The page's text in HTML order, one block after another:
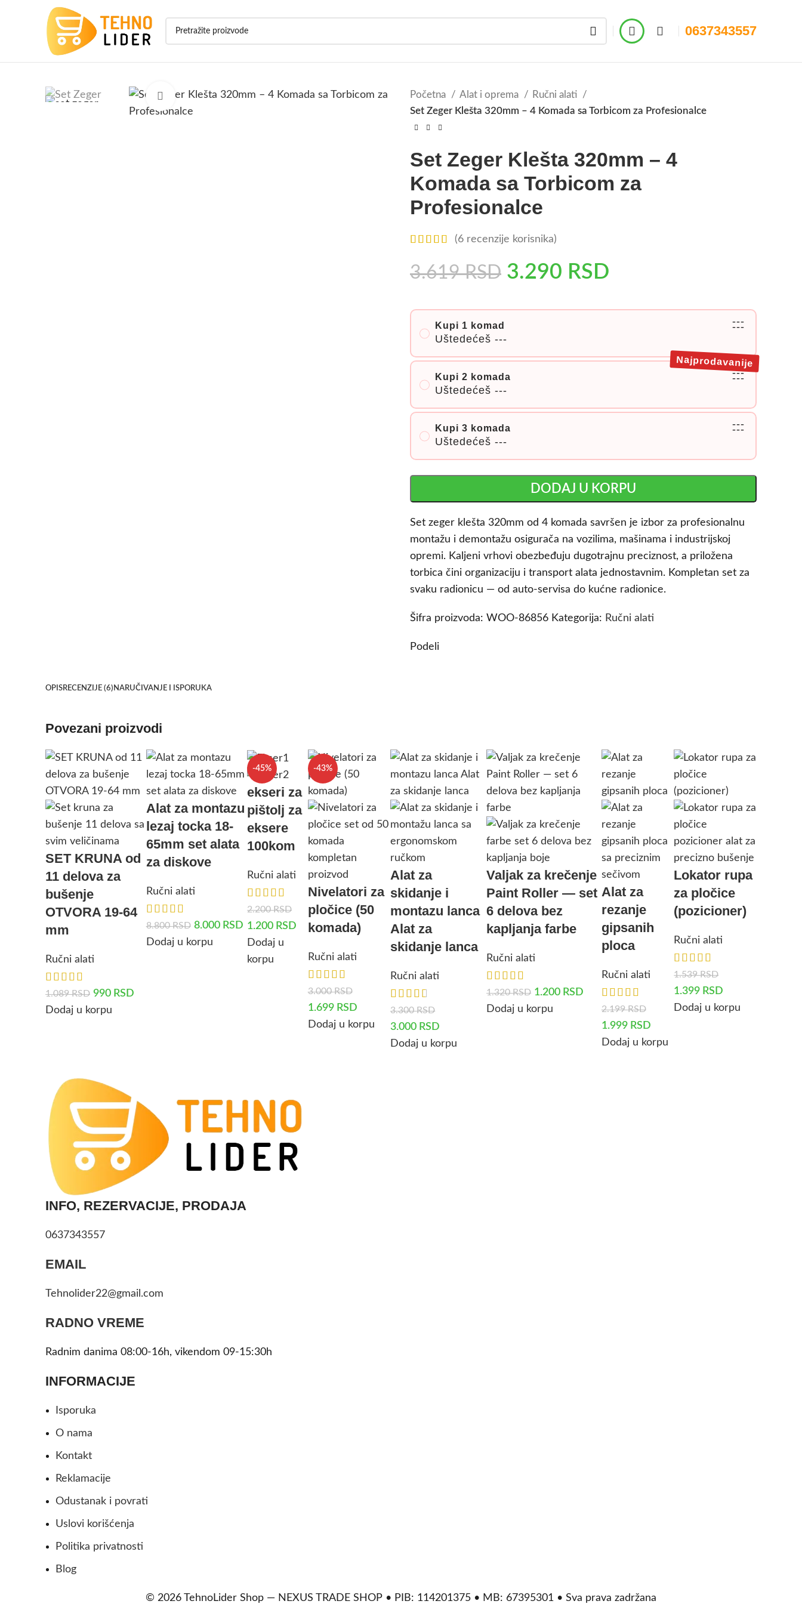
0637343557
Click to enlarge Početna Alat i oprema
Ručni alati
Set Zeger Klešta 320mm – 4 Komada sa Torbicom za Profesionalce
Set Zeger Klešta 320mm – 4
Komada sa Torbicom za
Profesionalce
(6 recenzije korisnika)
3.619RSD 3.290 RSD
Kupi 1 komad
Uštedećeš ---
---
---
Kupi 2 komada
Uštedećeš ---
---
---
Najprodavanije
Kupi 3 komada
Uštedećeš ---
---
---
DODAJ U KORPU
Set zeger klešta 320mm od 4 komada savršen je izbor za profesionalnu
montažu i demontažu osigurača na vozilima, mašinama i industrijskoj
opremi. Kaljeni vrhovi obezbeđuju dugotrajnu preciznost, a priložena
torbica čini organizaciju i transport alata jednostavnim. Kompletan set za
svaku radionicu — od auto-servisa do kućne radionice.
Šifra proizvoda: WOO-86856 Kategorija: Ručni alati
Podeli
OPISRECENZIJE (6) NARUČIVANJE I ISPORUKA
Povezani proizvodi
SET KRUNA od
11 delova za
bušenje
OTVORA 19-64
mm
Ručni alati
1.089RSD 990 RSD
Dodaj u korpu
Alat za montazu
lezaj tocka 18-
65mm set alata
za diskove
Ručni alati
8.800RSD 8.000 RSD
Dodaj u korpu
-45%
ekseri za
pištolj za
eksere
100kom
Ručni alati
2.200RSD
1.200 RSD
Dodaj u
korpu
-43%
Nivelatori za
pločice (50
komada)
Ručni alati
3.000RSD
1.699 RSD
Dodaj u korpu
Alat za
skidanje i
montazu lanca
Alat za
skidanje lanca
Ručni alati
3.300RSD
3.000 RSD
Dodaj u korpu
Valjak za krečenje
Paint Roller — set
6 delova bez
kapljanja farbe
Ručni alati
1.320RSD 1.200 RSD
Dodaj u korpu
Alat za
rezanje
gipsanih
ploca
Ručni alati
2.199RSD
1.999 RSD
Dodaj u korpu
Lokator rupa
za pločice
(pozicioner)
Ručni alati
1.539RSD
1.399 RSD
Dodaj u korpu
INFO, REZERVACIJE, PRODAJA
0637343557
EMAIL
Tehnolider22@gmail.com
RADNO VREME
Radnim danima 08:00-16h, vikendom 09-15:30h
INFORMACIJE
Isporuka
O nama
Kontakt
Reklamacije
Odustanak i povrati
Uslovi korišćenja
Politika privatnosti
Blog
© 2026 TehnoLider Shop — NEXUS TRADE SHOP • PIB: 114201375 • MB: 67395301 • Sva prava zadržana